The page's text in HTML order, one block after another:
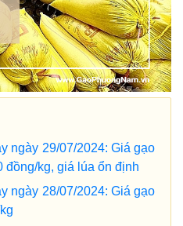
ngày 29/07/2024: Giá gạo
đồng/kg, giá lúa ổn định
ngày 28/07/2024: Giá gạo